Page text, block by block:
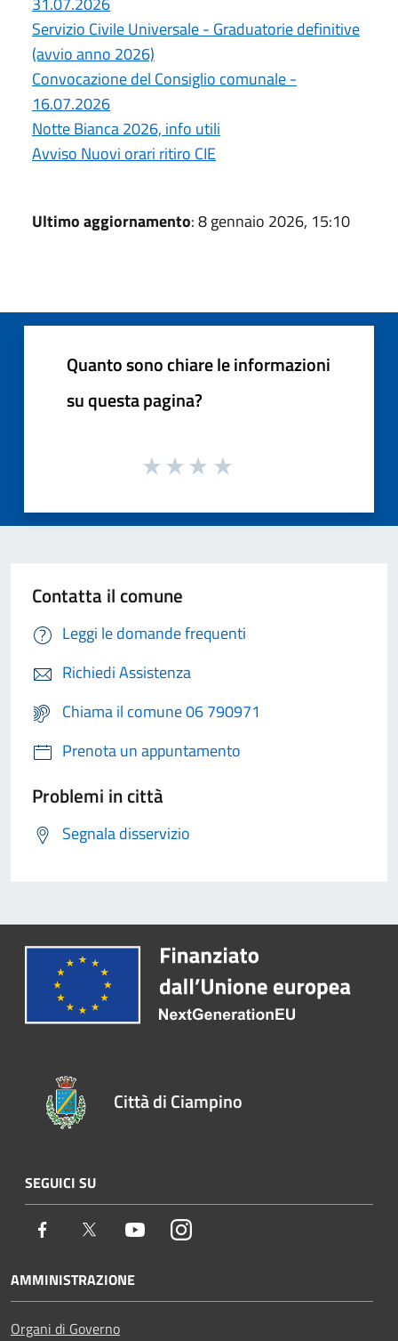
Servizio Civile Universale - Graduatorie definitive
(avvio anno 2026)
Convocazione del Consiglio comunale -
16.07.2026
Notte Bianca 2026, info utili
Avviso Nuovi orari ritiro CIE
Ultimo aggiornamento: 8 gennaio 2026, 15:10
Quanto sono chiare le informazioni
su questa pagina?
Contatta il comune
Leggi le domande frequenti
Richiedi Assistenza
Chiama il comune 06 790971
Prenota un appuntamento
Problemi in città
Segnala disservizio
Città di Ciampino
SEGUICI SU
Facebook Twitter YoutubeInstagram
AMMINISTRAZIONE
Organi di Governo